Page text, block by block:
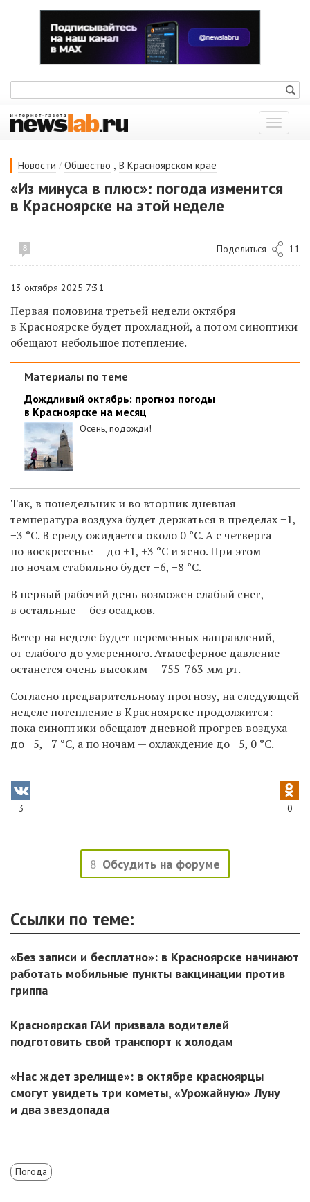
Показать
меню
Новости / Общество , В Красноярском крае
«Из минуса в плюс»: погода изменится
в Красноярске на этой неделе
8 Поделиться 11
13 октября 2025 7:31
Первая половина третьей недели октября
в Красноярске будет прохладной, а потом синоптики
обещают небольшое потепление.
Материалы по теме
Дождливый октябрь: прогноз погоды
в Красноярске на месяц
Осень, подожди!
Так, в понедельник и во вторник дневная
температура воздуха будет держаться в пределах −1,
−3 °C.В среду ожидается около 0 °C. А с четверга
по воскресенье — до +1, +3 °C и ясно. При этом
по ночам стабильно будет −6, −8 °C.
В первый рабочий день возможен слабый снег,
в остальные — без осадков.
Ветер на неделе будет переменных направлений,
от слабого до умеренного. Атмосферное давление
останется очень высоким — 755-763 мм рт.
Согласно предварительному прогнозу, на следующей
неделе потепление в Красноярске продолжится:
пока синоптики обещают дневной прогрев воздуха
до +5, +7 °C, а по ночам — охлаждение до −5, 0 °C.
3 0
8 Обсудить на форуме
Ссылки по теме:
«Без записи и бесплатно»: в Красноярске начинают
работать мобильные пункты вакцинации против
гриппа
Красноярская ГАИ призвала водителей
подготовить свой транспорт к холодам
«Нас ждет зрелище»: в октябре красноярцы
смогут увидеть три кометы, «Урожайную» Луну
и два звездопада
Погода